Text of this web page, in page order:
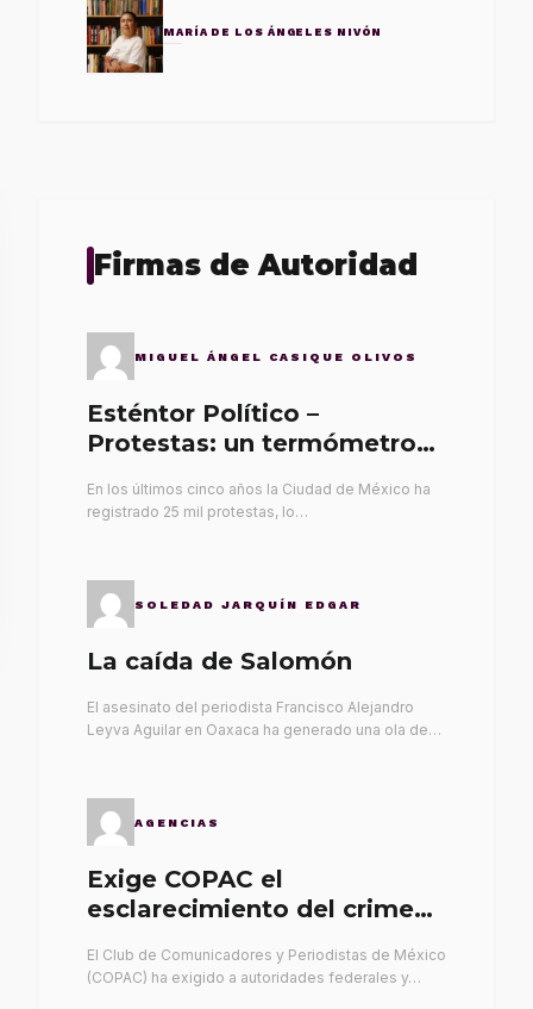
MARÍA DE LOS ÁNGELES NIVÓN
Firmas de Autoridad
MIGUEL ÁNGEL CASIQUE OLIVOS
Esténtor Político –
Protestas: un termómetro
En los últimos cinco años la Ciudad de México ha
registrado 25 mil protestas, lo…
SOLEDAD JARQUÍN EDGAR
La caída de Salomón
El asesinato del periodista Francisco Alejandro
Leyva Aguilar en Oaxaca ha generado una ola de…
AGENCIAS
Exige COPAC el
esclarecimiento del crimen
El Club de Comunicadores y Periodistas de México
(COPAC) ha exigido a autoridades federales y…